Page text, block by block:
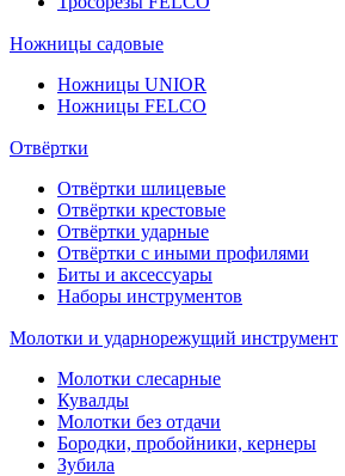
Ножницы садовые
Ножницы UNIOR
Ножницы FELCO
Отвёртки
Отвёртки шлицевые
Отвёртки крестовые
Отвёртки ударные
Отвёртки с иными профилями
Биты и аксессуары
Наборы инструментов
Молотки и ударнорежущий инструмент
Молотки слесарные
Кувалды
Молотки без отдачи
Бородки, пробойники, кернеры
Зубила